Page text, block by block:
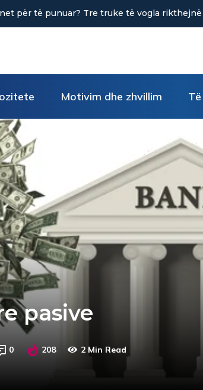
të punuar? Tre truke të vogla rikthejnë
Motivim dhe zhvillim
pasive
0 208 2 Min Read